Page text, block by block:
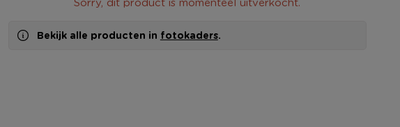
Bekijk alle producten in fotokaders.